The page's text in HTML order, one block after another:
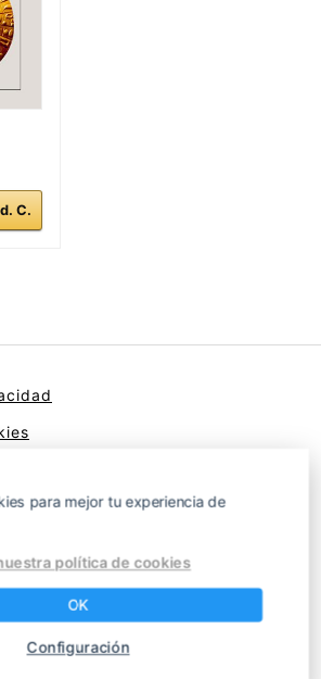
C.
nuestra herencia
para mejor tu experiencia de
política de cookies
OK
Configuración